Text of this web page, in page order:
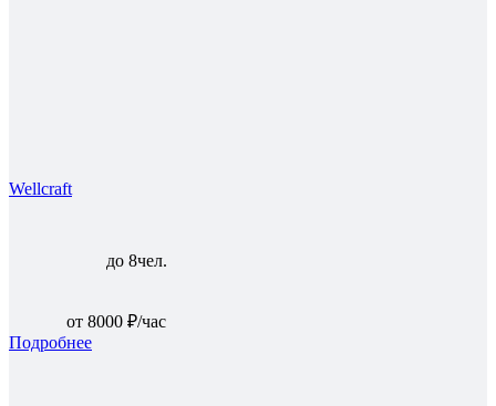
Wellcraft
до 8чел.
от 8000 ₽/час
Подробнее